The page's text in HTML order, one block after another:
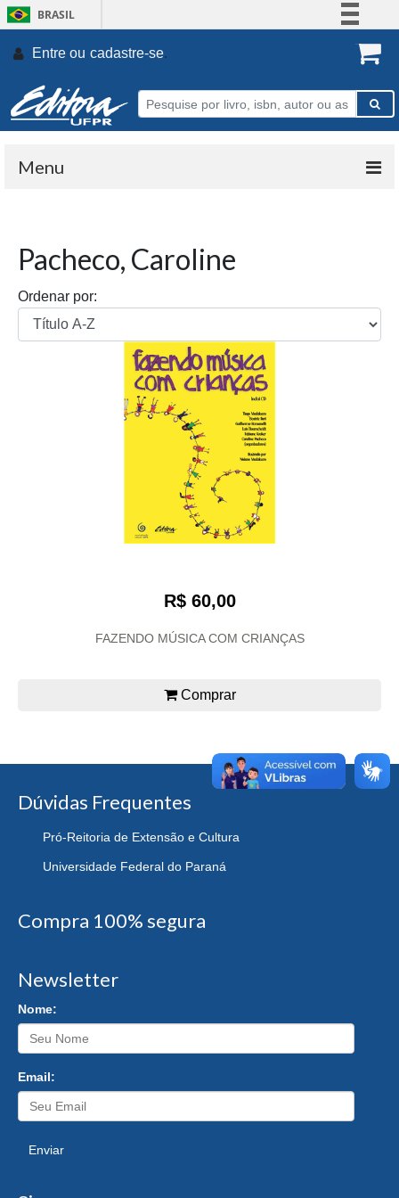
BRASIL
Participe
Entre ou cadastre-se.
Menu
Pacheco, Caroline
Ordenar por:
R$ 60,00
FAZENDO MÚSICA COM CRIANÇAS
Comprar
Dúvidas Frequentes
Pró-Reitoria de Extensão e Cultura
Universidade Federal do Paraná
Compra 100% segura
Newsletter
Nome:
Email:
Enviar